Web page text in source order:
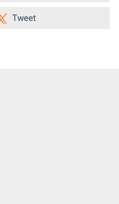
Tweet